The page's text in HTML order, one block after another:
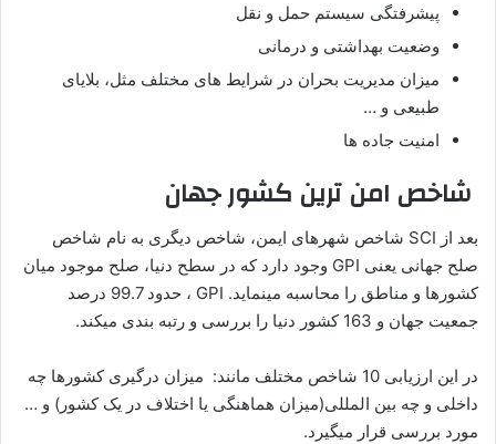
پیشرفتگی سیستم حمل و نقل
وضعیت بهداشتی و درمانی
میزان مدیریت بحران در شرایط های مختلف مثل، بلایای
طبیعی و …
امنیت جاده ها
شاخص امن ترین کشور جهان
بعد از SCI شاخص شهرهای ایمن، شاخص دیگری به نام شاخص
صلح جهانی یعنی GPI وجود دارد که در سطح دنیا، صلح موجود میان
کشورها و مناطق را محاسبه مینماید. GPI ، حدود 99.7 درصد
جمعیت جهان و 163 کشور دنیا را بررسی و رتبه بندی میکند.
در این ارزیابی 10 شاخص مختلف مانند: میزان درگیری کشورها چه
داخلی و چه بین المللی(میزان هماهنگی یا اختلاف در یک کشور) و …
مورد بررسی قرار میگیرد.